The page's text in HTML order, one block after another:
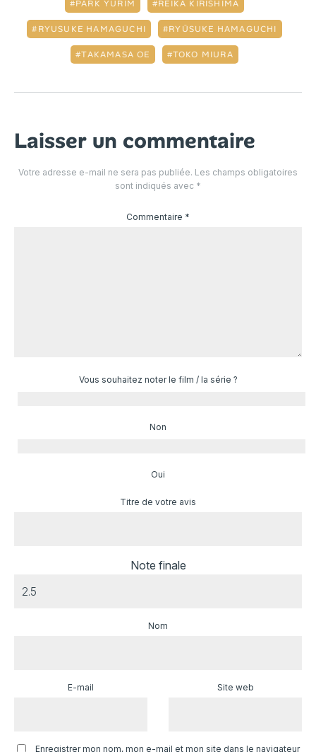
PARK YURIM REIKA KIRISHIMA
RYUSUKE HAMAGUCHI RYŪSUKE HAMAGUCHI
TAKAMASA OE TOKO MIURA
Laisser un commentaire
Votre adresse e-mail ne sera pas publiée. Les champs obligatoires
sont indiqués avec *
Commentaire *
Vous souhaitez noter le film / la série ?
Non
Oui
Titre de votre avis
Note finale
Nom
E-mail Site web
Enregistrer mon nom, mon e-mail et mon site dans le navigateur